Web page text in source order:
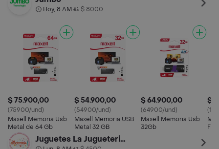
Hoy, 8 AM• $ 8000
$ 75.900,00
(75900/und)
Maxell Memoria Usb
Metal de 64 Gb
$ 54.900,00
(54900/und)
Maxell Memoria USB
Metal 32 GB
$ 64.900,00
(64900/und)
Maxell Memoria Usb
32Gb
$
Flix
Juguetes La Jugueteria Bonita